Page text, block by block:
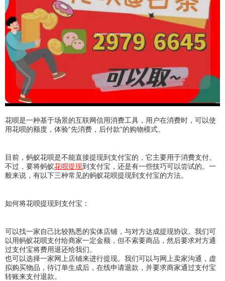
花呗是一种基于场景的互联网信用消费工具，用户在消费时，可以使
用花呗的额度，体验“先消费，后付款”的购物模式。
目前，蚂蚁花呗是不能直接提现到支付宝的，它主要用于消费支付。
不过，要将蚂蚁花呗提现到支付宝，还是有一些技巧可以尝试的。一
般来说，有以下三种常见的蚂蚁花呗提现到支付宝的方法。
如何将花呗提现到支付宝：
可以找一家自己比较熟悉的实体店铺，与对方达成提现协议。我们可
以用蚂蚁花呗支付给商家一定金额，但不索要商品，然后要求对方通
过支付宝将费用退还给我们。
也可以选择一家网上店铺来进行提现。我们可以与网上卖家沟通，虚
拟购买物品，待订单生成后，在线申请退款，并要求商家通过支付宝
转账来支付退款。